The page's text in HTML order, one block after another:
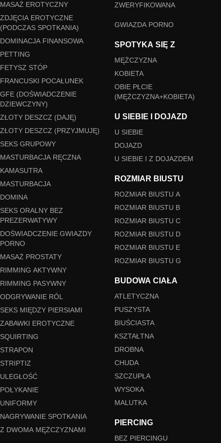
MASAŻ EROTYCZNY
ZDJĘCIA EROTYCZNE
(PODCZAS SPOTKANIA)
DOMINACJA FINANSOWA
PETTING
FETYSZ STÓP
FRANCUSKI POCAŁUNEK
GFE (DOŚWIADCZENIE
DZIEWCZYNY)
ZŁOTY DESZCZ (DAJĘ)
ZŁOTY DESZCZ (PRZYJMUJĘ)
SEKS GRUPOWY
MASTURBACJA RĘCZNA
KAMASUTRA
MASTURBACJA
DOMINA
SEKS ORALNY BEZ
PREZERWATYWY
DOŚWIADCZENIE GWIAZDY
PORNO
MASAŻ PROSTATY
RIMMING AKTYWNY
RIMMING PASYWNY
ODGRYWANIE RÓL
SEKS MIĘDZY PIERSIAMI
ZABAWKI EROTYCZNE
SQUIRTING
STRAPON
STRIPTIZ
ULEGŁOŚĆ
POŁYKANIE
UNIFORMY
NAGRYWANIE SPOTKANIA
Z DWOMA MĘŻCZYZNAMI
ZWERYFIKOWANA
GWIAZDA PORNO
SPOTYKA SIĘ Z
MĘŻCZYZNA
KOBIETA
OBIE PŁCIE
(MĘŻCZYZNA+KOBIETA)
U SIEBIE I DOJAZD
U SIEBIE
DOJAZD
U SIEBIE I Z DOJAZDEM
ROZMIAR BIUSTU
ROZMIAR BIUSTU A
ROZMIAR BIUSTU B
ROZMIAR BIUSTU C
ROZMIAR BIUSTU D
ROZMIAR BIUSTU E
ROZMIAR BIUSTU G
BUDOWA CIAŁA
ATLETYCZNA
PUSZYSTA
BIUŚCIASTA
KSZTAŁTNA
DROBNA
CHUDA
SZCZUPŁA
WYSOKA
MALUTKA
PIERCING
BEZ PIERCINGU